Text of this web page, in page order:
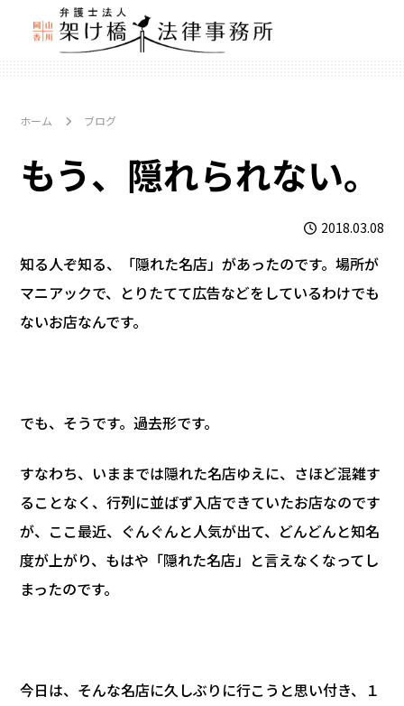
ホーム ブログ
もう、隠れられない。
2018.03.08
知る人ぞ知る、「隠れた名店」があったのです。場所が
マニアックで、とりたてて広告などをしているわけでも
ないお店なんです。
でも、そうです。過去形です。
すなわち、いままでは隠れた名店ゆえに、さほど混雑す
ることなく、行列に並ばず入店できていたお店なのです
が、ここ最近、ぐんぐんと人気が出て、どんどんと知名
度が上がり、もはや「隠れた名店」と言えなくなってし
まったのです。
今日は、そんな名店に久しぶりに行こうと思い付き、１